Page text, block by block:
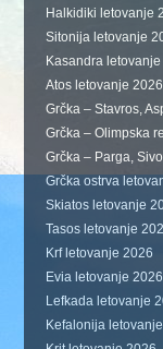
Halkidiki letovanje
Sitonija letovanje
Kasandra
Atos letovanje 2026
Grčka – Stavros,
Grčka – Olimpska
Grčka – Parga,
Grčka ostrva
Skiatos letovanje
Tasos letovanje
Krf letovanje 2026
Evia letovanje 2026
Lefkada letovanje
Kefalonija